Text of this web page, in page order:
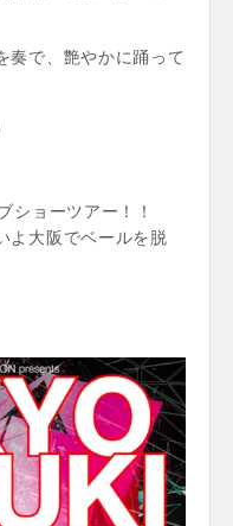
奏で、艶やかに踊って
ショーツアー！！
よ大阪でベールを脱